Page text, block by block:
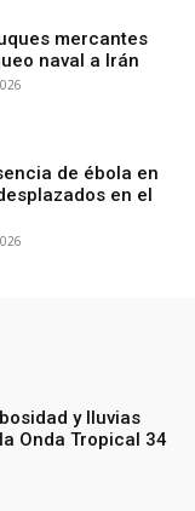
mercantes
naval a Irán
de ébola en
en el
y lluvias
Onda Tropical 34